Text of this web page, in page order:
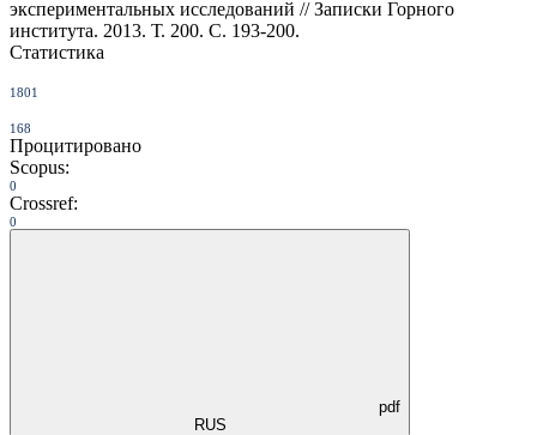
экспериментальных исследований // Записки Горного
института. 2013. Т. 200. С. 193-200.
Статистика
1801
168
Процитировано
Scopus:
0
Crossref:
0
pdf
RUS